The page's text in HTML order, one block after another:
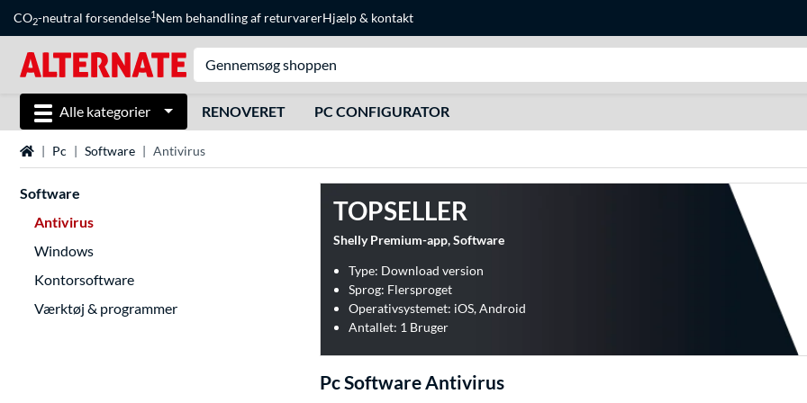
CO2-neutral forsendelse1Nem behandling af returvarerHjælp& kontakt
Alle kategorier RENOVERET PC CONFIGURATOR
Startside
Pc Software Antivirus
Software
Antivirus
Windows
Kontorsoftware
Værktøj & programmer
TOPSELLER
Shelly Premium-app, Software
Type: Download version
Sprog: Flersproget
Operativsystemet: iOS, Android
Antallet: 1 Bruger
Pc Software Antivirus